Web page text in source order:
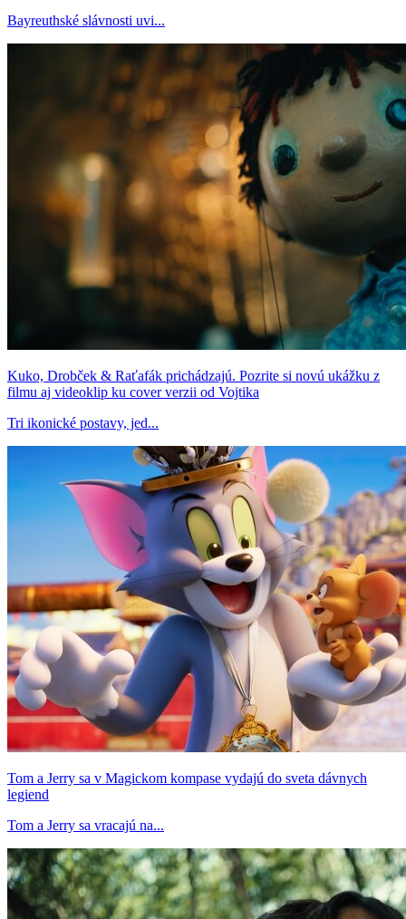
Bayreuthské slávnosti uvi...
Kuko, Drobček & Raťafák prichádzajú. Pozrite si novú ukážku z
filmu aj videoklip ku cover verzii od Vojtika
Tri ikonické postavy, jed...
Tom a Jerry sa v Magickom kompase vydajú do sveta dávnych
legiend
Tom a Jerry sa vracajú na...